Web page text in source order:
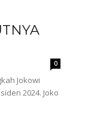
0
Jokowi
2024. Joko